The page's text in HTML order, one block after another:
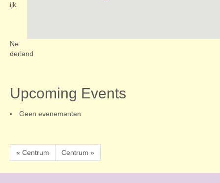
ijk
Ne
derland
Upcoming Events
Geen evenementen
« Centrum Centrum »